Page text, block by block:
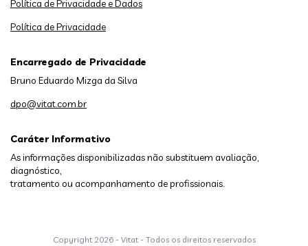
Caráter Informativo
As informações disponibilizadas não substituem avaliação,
diagnóstico,
tratamento ou acompanhamento de profissionais.
Política de Privacidade e Dados
Política de Privacidade
Encarregado de Privacidade
Bruno Eduardo Mizga da Silva
dpo@vitat.com.br
Copyright 2026 - Vitat - Todos os direitos reservados